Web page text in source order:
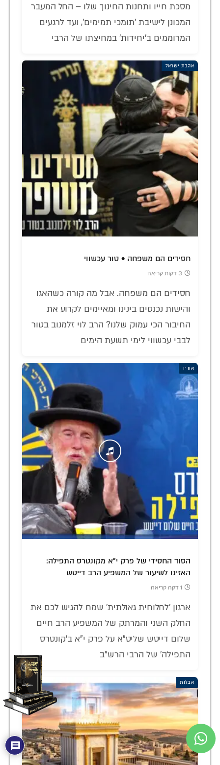
מסכת חייו ותחנות החינוך שלו – החל המעבר
המכונן לישיבת 'תומכי תמימים', ועד לרגעים
המרוממים ב'יחידות' במחיצתו של הרבי
אהבת ישראל
חסידים הם משפחה • טור עכשווי
3 דקות קריאה
חסידים הם משפחה. אבל מה קורה כשהאגו
והישות נכנסים בינינו ומאיימים לקרוע את
החיבור הכי עמוק שלנו? הרב לוי זלמנוב בטור
לבבי עכשווי לימי תשעת הימים
אודיו
הסוד החסידי של פרק י"א מקונטרס התפילה:
האזינו לשיעור של המשפיע הרב דייטש
1 דקה קריאה
ארגון 'לחלוחית גאולתית' שמח להגיש לכם את
החלק השני והמרתק של המשפיע הרב חיים
שלום דייטש שליט"א על פרק י"א ב'קונטרס
התפילה' של הרבי הרש"ב
אבלות